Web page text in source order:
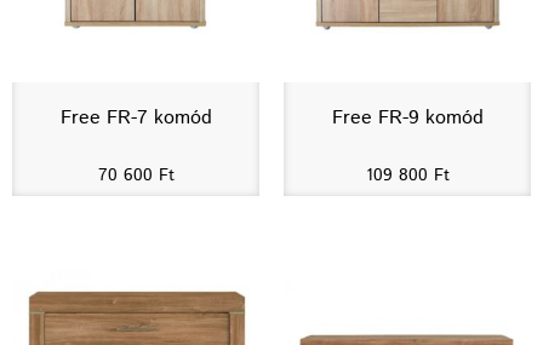
Free FR-7 komód
70 600 Ft
Free FR-9 komód
109 800 Ft